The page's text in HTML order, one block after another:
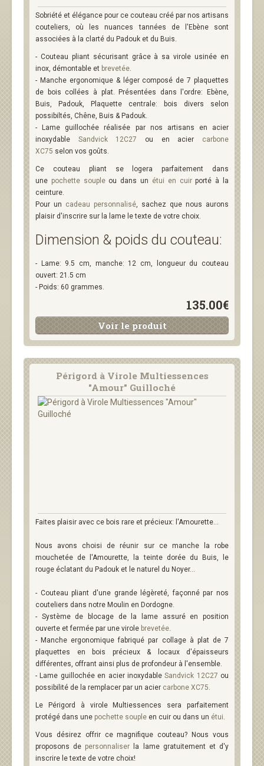
Sobriété et élégance pour ce couteau créé par nos artisans
couteliers, où les nuances tannées de l'Ebène sont
associées à la clarté du Padouk et du Buis.
- Couteau pliant sécurisant grâce à sa virole usinée en
inox, démontable et brevetée.
- Manche ergonomique & léger composé de 7 plaquettes
de bois collées à plat. Présentées dans l'ordre: Ebène,
Buis, Padouk, Plaquette centrale: bois divers selon
possibiltés, Chêne, Buis & Padouk.
- Lame guillochée réalisée par nos artisans en acier
inoxydable Sandvick 12C27 ou en acier carbone
XC75 selon vos goûts.
Ce couteau pliant se logera parfaitement dans
une pochette soupleou dans un étui en cuirporté à la
ceinture.
Pour un cadeau personnalisé, sachez que nous aurons
plaisir d'inscrire sur la lame le texte de votre choix.
Dimension & poids du couteau:
- Lame: 9.5 cm, manche: 12 cm, longueur du couteau
ouvert: 21.5 cm
- Poids: 60 grammes.
135.00€
Voir le produit
Périgord à Virole Multiessences
"Amour" Guilloché
Faites plaisir avec ce bois rare et précieux: l'Amourette...
Nous avons choisi de réunir sur ce manche la robe
mouchetée de l'Amourette, la teinte dorée du Buis, le
rouge éclatant du Padouk et le naturel du Noyer...
- Couteau pliant d'une grande légèreté, façonné par nos
couteliers dans notre Moulin en Dordogne.
- Système de blocage de la lame assuré en position
ouverte et fermée par une virole brevetée.
- Manche ergonomique fabriqué par collage à plat de 7
plaquettes en bois précieux & locaux d'épaisseurs
différentes, offrant ainsi plus de profondeur à l'ensemble.
- Lame guillochée en acier inoxydableSandvick 12C27 ou
possibilité de la remplacer par un acier carbone XC75.
Le Périgord à virole Multiessences sera parfaitement
protégé dans une pochette souple en cuir ou dans un étui.
Vous désirez offrir ce magnifique couteau? Nous vous
proposons de personnaliser la lame gratuitement et d'y
inscrire le texte de votre choix!